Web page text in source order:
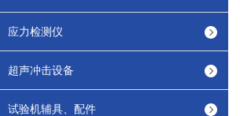
应力检测仪
超声冲击设备
试验机辅具、配件